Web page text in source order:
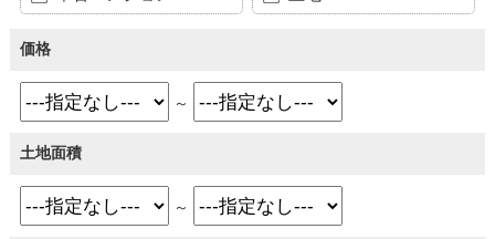
価格
～
土地面積
～